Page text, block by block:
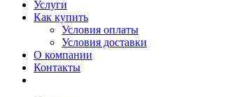
Услуги
Как купить
Условия оплаты
Условия доставки
О компании
Контакты